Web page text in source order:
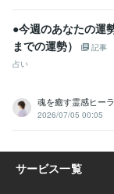
●今週のあなたの運
までの運勢）
記事
占い
魂を癒す霊感ヒー
2026/07/05 00:05